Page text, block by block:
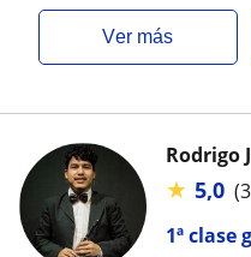
ver más
1ª clase
Rodrigo
★ 5,0